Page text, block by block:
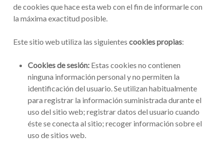
de cookies que hace esta web con el fin de informarle con
la máxima exactitud posible.
Este sitio web utiliza las siguientes cookies propias:
Cookies de sesión: Estas cookies no contienen
ninguna información personal y no permiten la
identificación del usuario. Se utilizan habitualmente
para registrar la información suministrada durante el
uso del sitio web; registrar datos del usuario cuando
éste se conecta al sitio; recoger información sobre el
uso de sitios web.